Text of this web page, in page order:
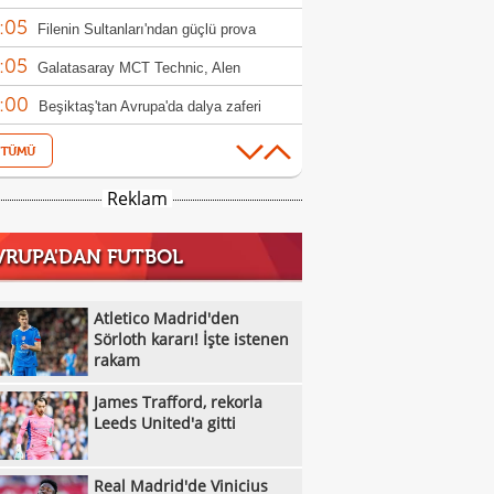
Filenin Sultanları'ndan güçlü prova
Galatasaray MCT Technic, Alen
kadrosuna kattı
Beşiktaş'tan Avrupa'da dalya zaferi
Beşiktaş Kadın Futbol Takımı, üç golle
Emirhan Topçu: "Topun oraya geleceğini
Beşiktaş'ta inanılmaz rakam: Alexander
Galatasaray'dan suç duyurusu
James Trafford, rekorla Leeds United'a
Kassoum Ouattara, 6 dakikada kırmızı
gördü!Aleksey Batrakov için Galatasaray
Reklam
FUTBOL
Atletico Madrid'den
Sörloth kararı! İşte istenen
rakam
James Trafford, rekorla
Leeds United'a gitti
Real Madrid'de Vinicius